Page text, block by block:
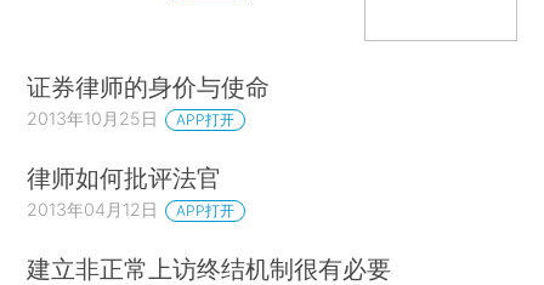
证券律师的身价与使命
2013年10月25日 APP打开
律师如何批评法官
2013年04月12日 APP打开
建立非正常上访终结机制很有必要